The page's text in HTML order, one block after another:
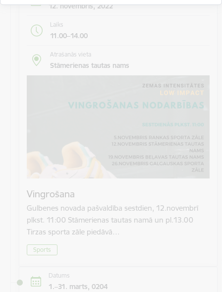
12. novembris, 2022
Laiks
11.00–14.00
Atrašanās vieta
Stāmerienas tautas nams
Vingrošana
Gulbenes novada pašvaldība sestdien, 12.novembrī
plkst. 11:00 Stāmerienas tautas namā un pl.13.00
Tirzas sporta zāle piedāvā…
Sports
Datums
1.–31. marts, 0204